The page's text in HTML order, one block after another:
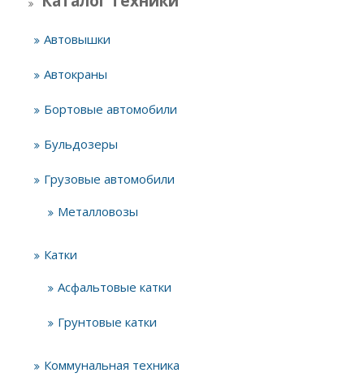
Автовышки
Автокраны
Бортовые автомобили
Бульдозеры
Грузовые автомобили
Металловозы
Катки
Асфальтовые катки
Грунтовые катки
Коммунальная техника